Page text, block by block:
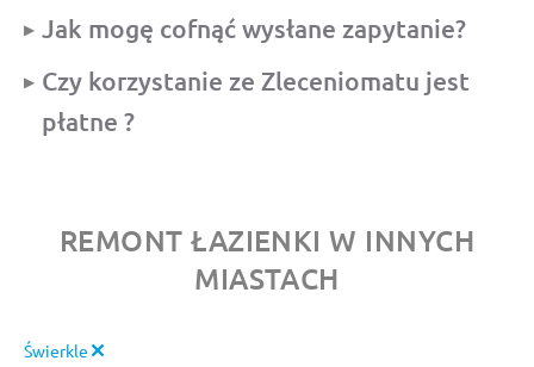
Jak mogę cofnąć wysłane zapytanie?
Czy korzystanie ze Zleceniomatu jest
płatne ?
REMONT ŁAZIENKI W INNYCH
MIASTACH
Świerkle